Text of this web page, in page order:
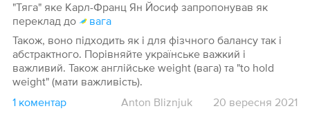
"Тяга" яке Карл-Франц Ян Йосиф запропонував як
переклад до
вага
Також, воно підходить як і для фізчного балансу так і
абстрактного. Порівняйте українське важкий і
важливий. Також англійське weight (вага) та "to hold
weight" (мати важливість).
1 коментар
Anton Bliznjuk 20 вересня 2021